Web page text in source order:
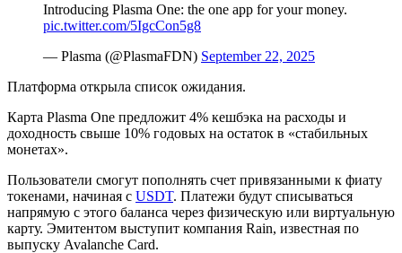
Introducing Plasma One: the one app for your money.
pic.twitter.com/5IgcCon5g8
— Plasma (@PlasmaFDN) September 22, 2025
Платформа открыла список ожидания.
Карта Plasma One предложит 4% кешбэка на расходы и
доходность свыше 10% годовых на остаток в «стабильных
монетах».
Пользователи смогут пополнять счет привязанными к фиату
токенами, начиная с USDT. Платежи будут списываться
напрямую с этого баланса через физическую или виртуальную
карту. Эмитентом выступит компания Rain, известная по
выпуску Avalanche Card.